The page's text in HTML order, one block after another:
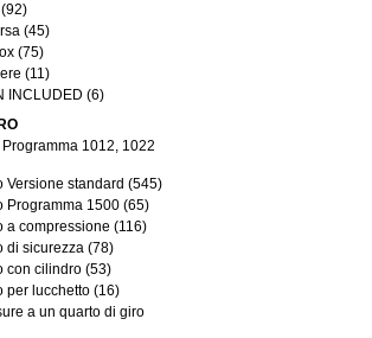
(45)
(75)
(11)
INCLUDED (6)
1012, 1022
Versione standard (545)
Programma 1500 (65)
a compressione (116)
di sicurezza (78)
con cilindro (53)
per lucchetto (16)
a un quarto di giro